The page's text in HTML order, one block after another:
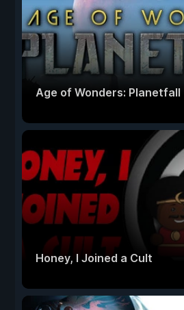
Age of Wonders: Planetfall
Honey, I Joined a Cult